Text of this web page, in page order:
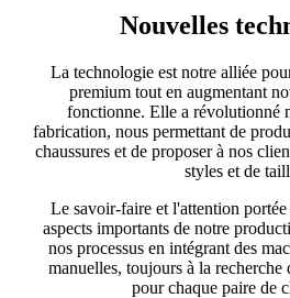
Nouvelles
La technologie est notre alliée
premium tout en augmentant
fonctionne. Elle a révolutionné
fabrication, nous permettant de
chaussures et de proposer à nos
styles et de
Le savoir-faire et l'attention portée
aspects importants de notre
nos processus en intégrant des
manuelles, toujours à la recherche
pour chaque paire de